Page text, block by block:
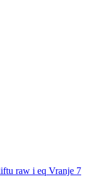
raw i eq Vranje 7